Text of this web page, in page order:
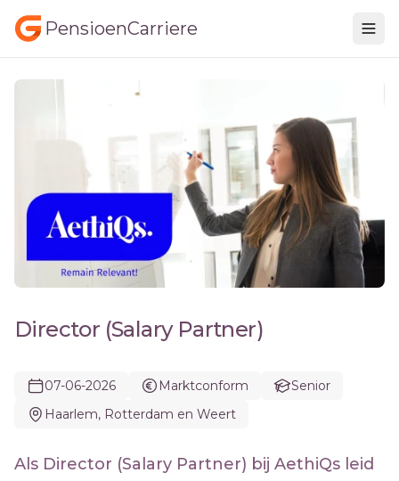
PensioenCarriere
Director (Salary Partner)
07-06-2026 Marktconform
Senior
Haarlem, Rotterdam en Weert
Als Director (Salary Partner) bij AethiQs leid